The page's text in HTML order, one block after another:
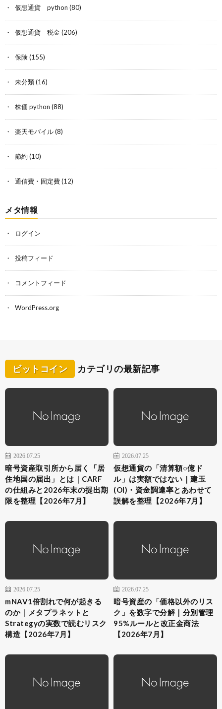
仮想通貨 python (80)
仮想通貨 税金(206)
保険(155)
未分類(16)
株価 python (88)
楽天モバイル(8)
節約 (10)
通信費・固定費(12)
メタ情報
ログイン
投稿フィード
コメントフィード
WordPress.org
ビットコイン カテゴリの最新記事
2026.07.25
暗号資産取引所から届く「居
住地国の届出」とは｜CARF
の仕組みと2026年末の提出期
限を整理【2026年7月】
2026.07.25
仮想通貨の「清算額○億ド
ル」は実額ではない｜建玉
(OI)・資金調達率とあわせて
誤解を整理【2026年7月】
2026.07.25
mNAV1倍割れで何が起きる
のか｜メタプラネットと
Strategyの実数で読むリスク
構造【2026年7月】
2026.07.25
暗号資産の「価格以外のリス
ク」を数字で分解｜分別管理
95%ルールと改正金商法
【2026年7月】